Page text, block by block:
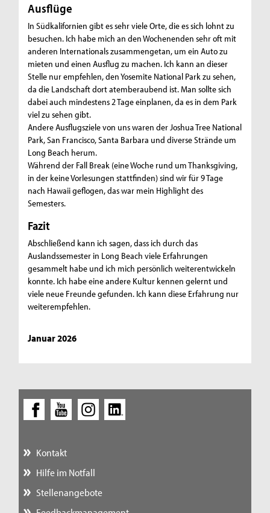
Ausflüge
In Südkalifornien gibt es sehr viele Orte, die es sich lohnt zu
besuchen. Ich habe mich an den Wochenenden sehr oft mit
anderen Internationals zusammengetan, um ein Auto zu
mieten und einen Ausflug zu machen. Ich kann an dieser
Stelle nur empfehlen, den Yosemite National Park zu sehen,
da die Landschaft dort atemberaubend ist. Man sollte sich
dabei auch mindestens 2 Tage einplanen, da es in dem Park
viel zu sehen gibt.
Andere Ausflugsziele von uns waren der Joshua Tree National
Park, San Francisco, Santa Barbara und diverse Strände um
Long Beach herum.
Während der Fall Break (eine Woche rund um Thanksgiving,
in der keine Vorlesungen stattfinden) sind wir für 9 Tage
nach Hawaii geflogen, das war mein Highlight des
Semesters.
Fazit
Abschließend kann ich sagen, dass ich durch das
Auslandssemester in Long Beach viele Erfahrungen
gesammelt habe und ich mich persönlich weiterentwickeln
konnte. Ich habe eine andere Kultur kennen gelernt und
viele neue Freunde gefunden. Ich kann diese Erfahrung nur
weiterempfehlen.
Januar 2026
Kontakt
Hilfe im Notfall
Stellenangebote